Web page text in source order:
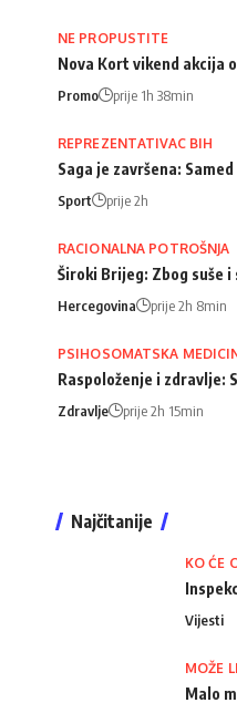
NE PROPUSTITE
Nova Kort vikend akcija
Promo prije 1h 38min
REPREZENTATIVAC BIH
Saga je završena:
Sport prije 2h
RACIONALNA POTROŠNJA
Široki Brijeg: Zbog suše
Hercegovina prije 2h 8min
PSIHOSOMATSKA
Raspoloženje i zdravlje:
Zdravlje prije 2h 15min
Najčitanije
KO ĆE
Vijesti
MOŽE
Malo